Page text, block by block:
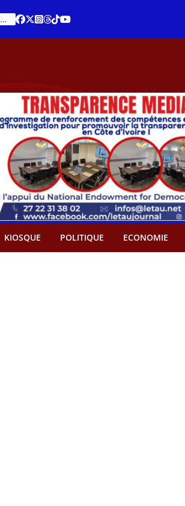
An 66 de la Côte d’Ivoire : Célébration de l’indépendance ou cérémonie d’hommage à Ouattara ?
KIOSQUE POLITIQUE ECONOMIE